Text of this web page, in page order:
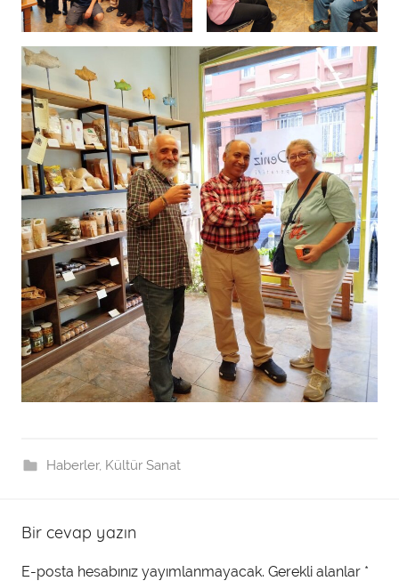
Haberler, Kültür Sanat
Bir cevap yazın
E-posta hesabınız yayımlanmayacak. Gerekli alanlar *